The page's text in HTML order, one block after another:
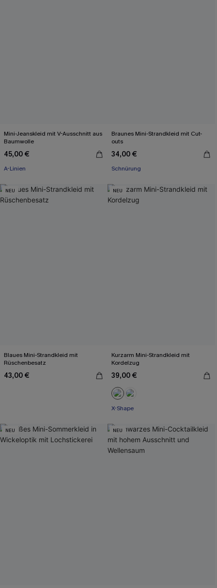
Mini-Jeanskleid mit V-Ausschnitt aus
Baumwolle
45,00 €
A-Linien
Braunes Mini-Strandkleid mit Cut-
outs
34,00 €
Schnürung
NEU
Blaues Mini-Strandkleid mit
Rüschenbesatz
43,00 €
NEU
Kurzarm Mini-Strandkleid mit
Kordelzug
39,00 €
X-Shape
NEU NEU